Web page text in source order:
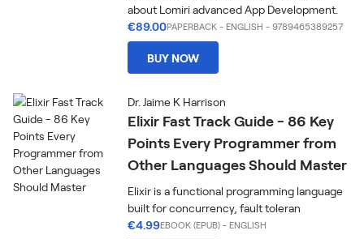
about Lomiri advanced App Development.
€89.00PAPERBACK - ENGLISH - 9789465389257
BUY NOW
Dr. Jaime K Harrison
Elixir Fast Track Guide - 86 Key
Points Every Programmer from
Other Languages Should Master
Elixir is a functional programming language
built for concurrency, fault toleran
€4.99EBOOK (EPUB) - ENGLISH